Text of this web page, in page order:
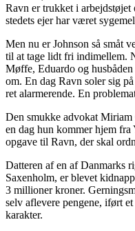
Ravn er trukket i
stedets ejer har været
Men nu er Johnson så småt
til at tage lidt fri indimellem.
Møffe, Eduardo og
om. En dag Ravn soler sig
ret alarmerende. En
Den smukke advokat
en dag hun kommer hjem fra
opgave til Ravn, der skal
Datteren af en af Danmarks
Saxenholm, er blevet
3 millioner kroner.
selv aflevere pengene, iført
karakter.